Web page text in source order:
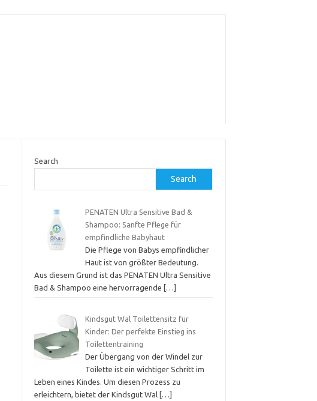
Search
Search
PENATEN Ultra Sensitive Bad &
Shampoo: Sanfte Pflege für
empfindliche Babyhaut
Die Pflege von Babys empfindlicher
Haut ist von größter Bedeutung.
Aus diesem Grund ist das PENATEN Ultra Sensitive
Bad & Shampoo eine hervorragende
[…]
Kindsgut Wal Toilettensitz für
Kinder: Der perfekte Einstieg ins
Toilettentraining
Der Übergang von der Windel zur
Toilette ist ein wichtiger Schritt im
Leben eines Kindes. Um diesen Prozess zu
erleichtern, bietet der Kindsgut Wal […]